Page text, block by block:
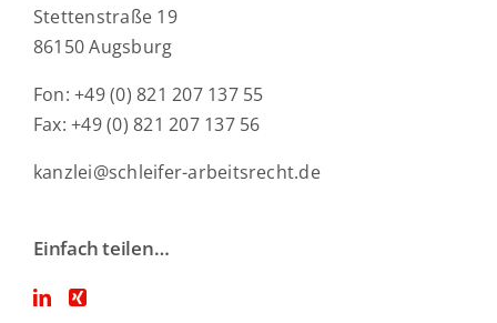
Stettenstraße 19
86150 Augsburg
Fon: +49 (0) 821 207 137 55
Fax: +49 (0) 821 207 137 56
kanzlei@schleifer-arbeitsrecht.de
Einfach teilen…